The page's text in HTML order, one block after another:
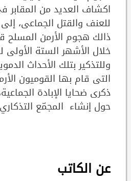
اكشاف العديد من المقابر
للعنف والقتل الجماعى، إلى
خلال الأشهر الستة الأولى لعام 1918، و45 من تلك القرى بادت لا
وللتذكير بتلك الأحداث
التى قام بها القوميون
حول إنشاء المجمّع
عن الكاتب